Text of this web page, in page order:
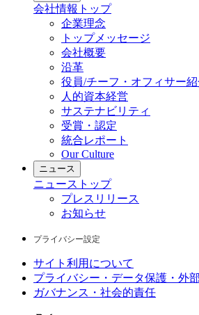
会社情報 トップ
企業理念
トップメッセージ
会社概要
沿革
役員/チーフ・オフィサー紹
人的資本経営
サステナビリティ
受賞・認定
統合レポート
Our Culture
ニュース
ニュース トップ
プレスリリース
お知らせ
プライバシー設定
サイト利用について
プライバシー・データ保護・外
ガバナンス・社会的責任